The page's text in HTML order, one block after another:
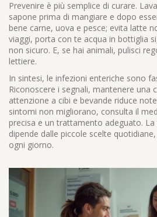
Prevenire è più semplice di curare.
sapone prima di mangiare e dopo
bene carne, uova e pesce; evita latte
viaggi, porta con te acqua in bottiglia
non sicuro. E, se hai animali, pulisci
lettiere.
In sintesi, le infezioni enteriche sono
Riconoscere i segnali, mantenere una
attenzione a cibi e bevande riduce
sintomi non migliorano, consulta il
precisa e un trattamento adeguato.
dipende dalle piccole scelte
ogni giorno.